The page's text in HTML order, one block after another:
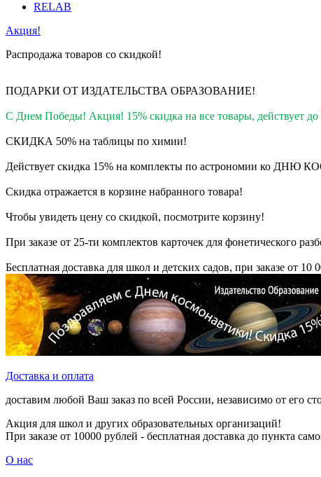
RELAB
Акция!
Распродажа товаров со скидкой!
ПОДАРКИ ОТ ИЗДАТЕЛЬСТВА ОБРАЗОВАНИЕ!
С Днем Победы! Акция! 15% скидка на все товары, действует до
СКИДКА 50% на таблицы по химии!
Действует скидка 15% на комплекты по астрономии ко
Скидка отражается в корзине набранного товара!
Чтобы увидеть цену со скидкой, посмотрите корзину!
При заказе от 25-ти комплектов карточек для фонетического
Бесплатная доставка для школ и детских садов, при заказе от 10
Доставка и оплата
доставим любой Ваш заказ по всей России, независимо от его
Акция для школ и других образовательных организаций!
При заказе от 10000 рублей - бесплатная доставка до пункта
О нас